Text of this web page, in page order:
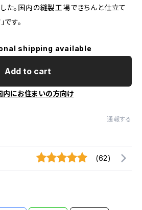
た。国内の縫製工場できちんと仕立て
です。
shipping available
Add to cart
内にお住まいの方向け
通報する
(62)